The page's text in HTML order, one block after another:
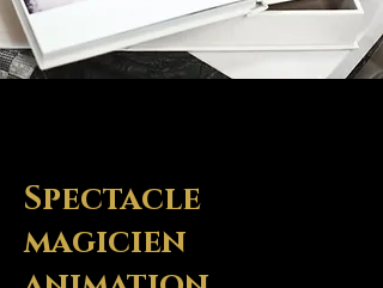
Spectacle
magicien